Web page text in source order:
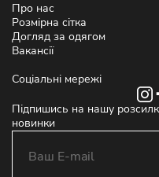
Про нас
Розмірна сітка
Догляд за одягом
Вакансії
Соціальні мережі
Підпишись на нашу
новинки